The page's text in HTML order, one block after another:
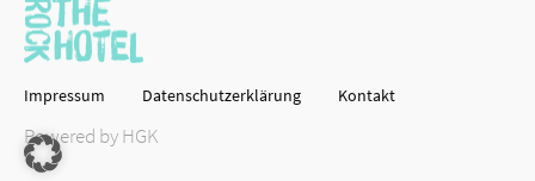
Impressum Datenschutzerklärung Kontakt
Powered by HGK